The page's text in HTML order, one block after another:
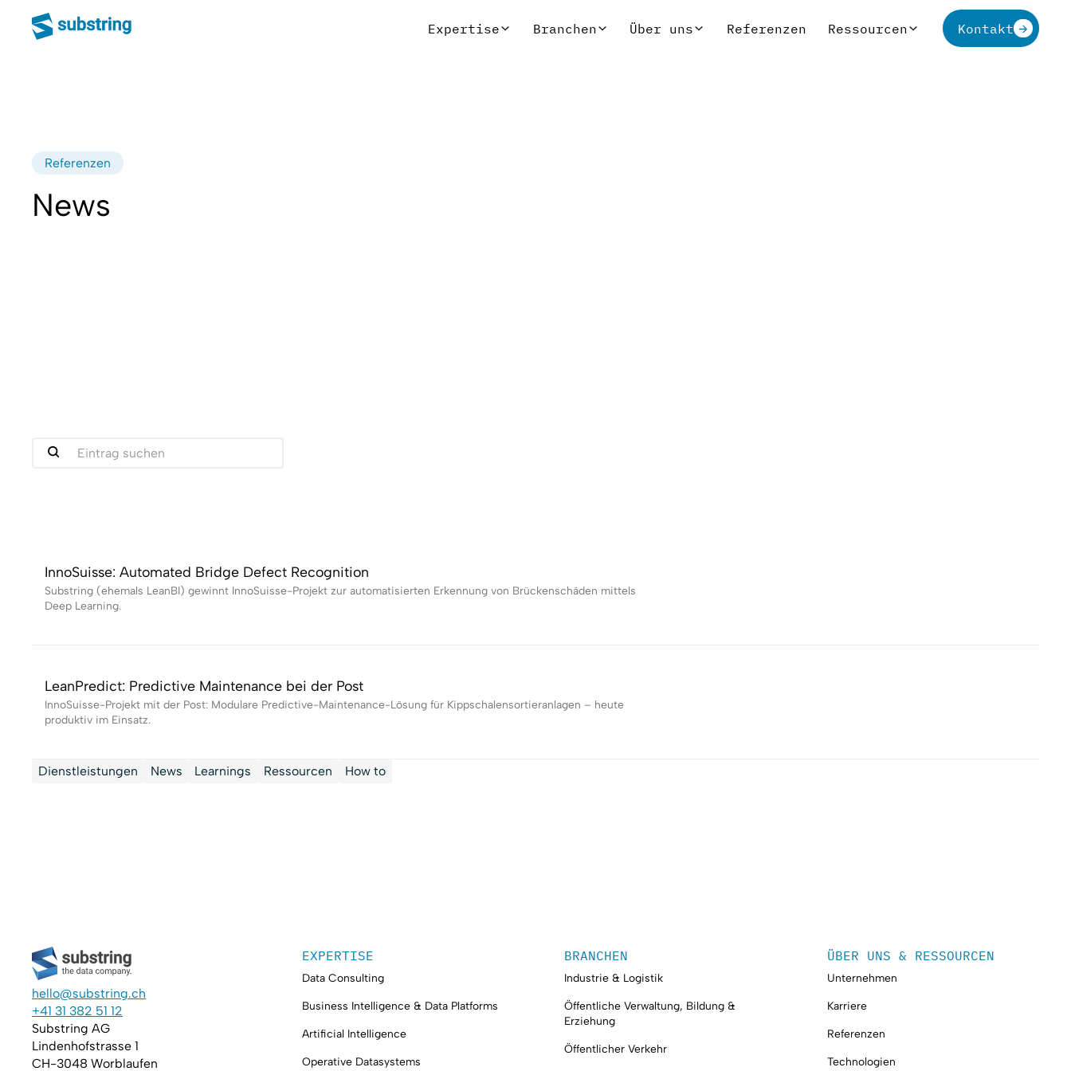
Expertise Branchen Über uns Referenzen Ressourcen Kontakt
Referenzen
News
InnoSuisse: Automated Bridge Defect Recognition
Substring (ehemals LeanBI) gewinnt InnoSuisse-Projekt zur automatisierten Erkennung von Brückenschäden mittels
Deep Learning.
LeanPredict: Predictive Maintenance bei der Post
InnoSuisse-Projekt mit der Post: Modulare Predictive-Maintenance-Lösung für Kippschalensortieranlagen – heute
produktiv im Einsatz.
Dienstleistungen News Learnings Ressourcen How to
hello@substring.ch
+41 31 382 51 12
Substring AG
Lindenhofstrasse 1
CH-3048 Worblaufen
EXPERTISE
Data Consulting
Business Intelligence & Data Platforms
Artificial Intelligence
Operative Datasystems
BRANCHEN
Industrie & Logistik
Öffentliche Verwaltung, Bildung &
Erziehung
Öffentlicher Verkehr
ÜBER UNS & RESSOURCEN
Unternehmen
Karriere
Referenzen
Technologien